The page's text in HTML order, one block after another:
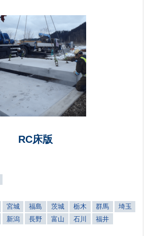
RC床版
宮城 福島 茨城 栃木 群馬
埼玉
新潟 長野 富山 石川 福井